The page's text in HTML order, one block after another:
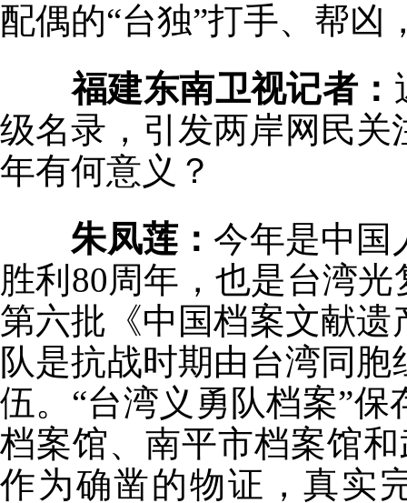
配偶的“台独”打手、帮凶
福建东南卫视记者：
级名录，引发两岸网民
年有何意义？
朱凤莲： 今年是中国
胜利80周年，也是台湾
第六批《中国档案文献
队是抗战时期由台湾同
伍。“台湾义勇队档案”
档案馆、南平市档案馆
作为确凿的物证，真实